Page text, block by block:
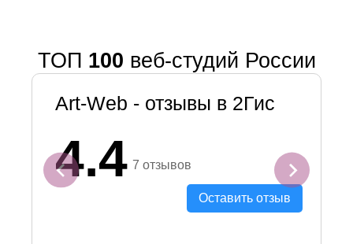
ТОП 100 веб-студий России
Art-Web - отзывы в 2Гис
4.4 7 отзывов
Оставить отзыв